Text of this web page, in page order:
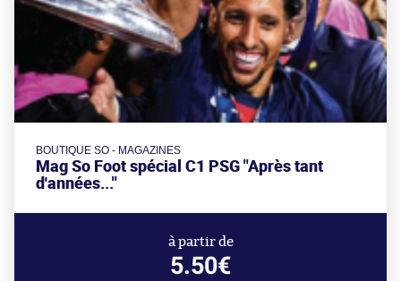
BOUTIQUE SO - MAGAZINES
Mag So Foot spécial C1 PSG "Après tant
d'années..."
à partir de
5.50€